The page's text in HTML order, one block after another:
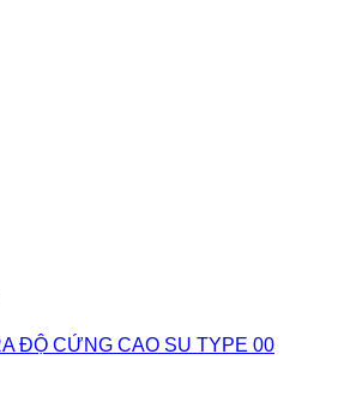
ĐỘ CỨNG CAO SU TYPE 00